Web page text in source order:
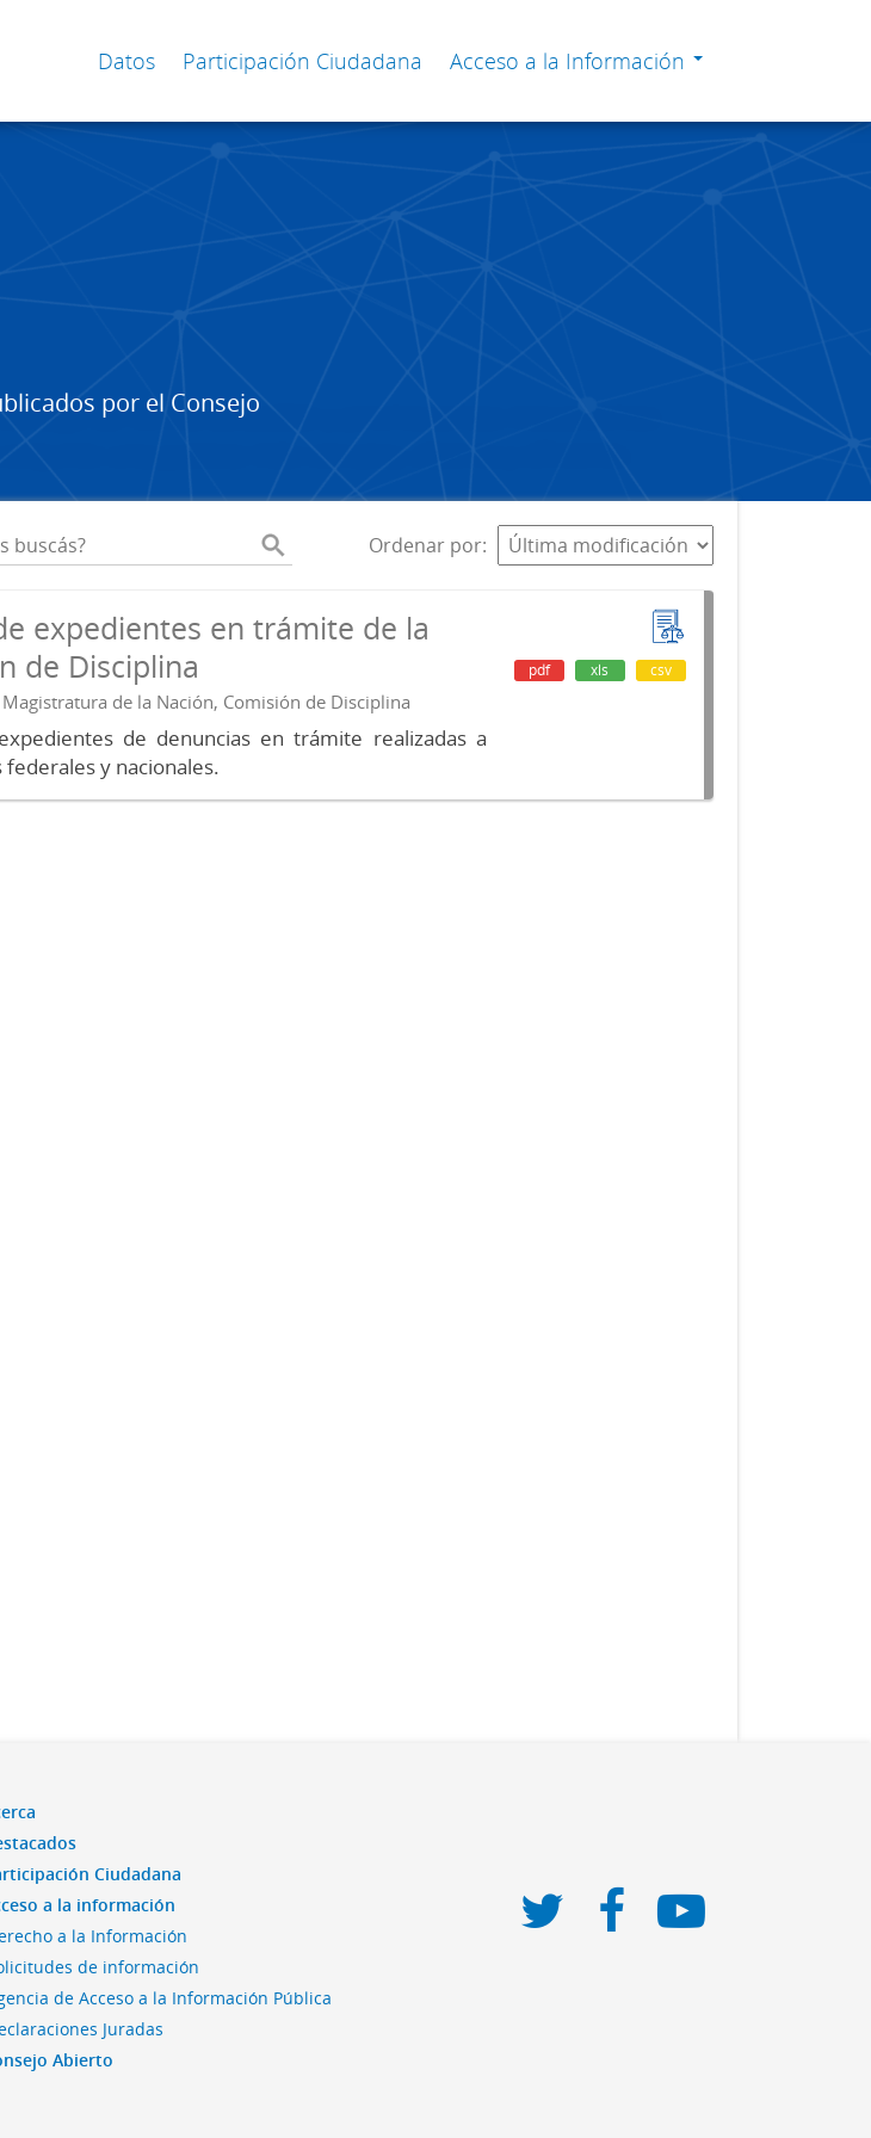
Datos Participación Ciudadana Acceso a la Información
por el Consejo
Ordenar por
expedientes en trámite de la
de Disciplina
de la Nación, Comisión de Disciplina
de denuncias en trámite realizadas a
y nacionales.
pdf xls csv
Ciudadana
a la información
a la Información
de información
de Acceso a la Información Pública
Juradas
Abierto